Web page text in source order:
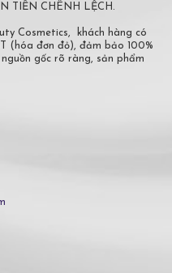
TIỀN CHÊNH LỆCH.
Cosmetics, khách hàng có
(hóa đơn đỏ), đảm bảo 100%
gốc rõ ràng, sản phẩm